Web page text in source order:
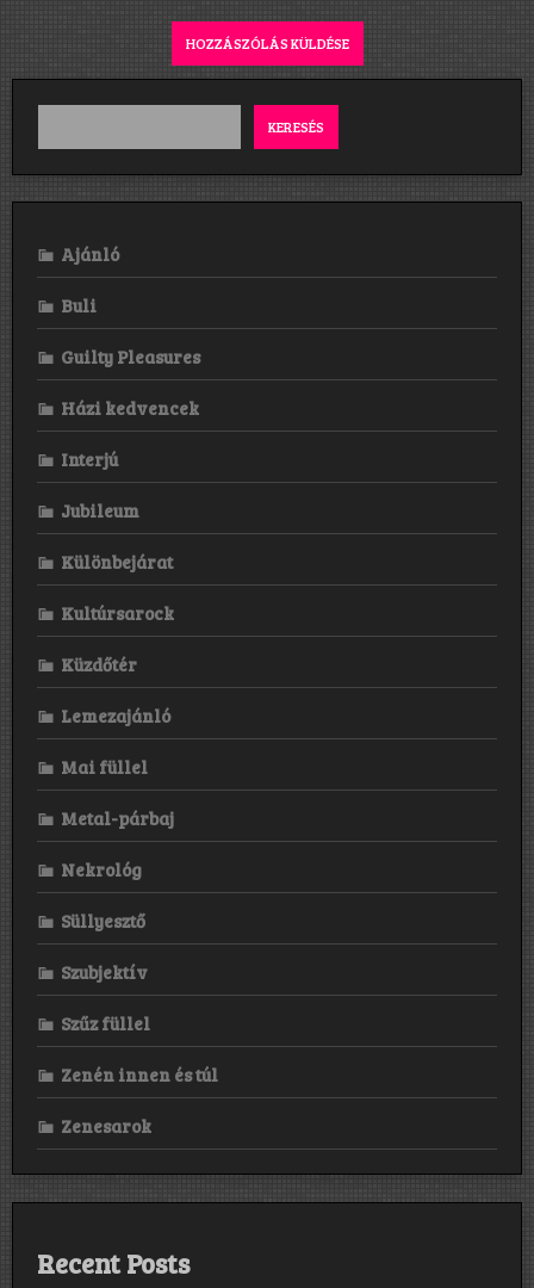
KERESÉS
Ajánló
Buli
Guilty Pleasures
Házi kedvencek
Interjú
Jubileum
Különbejárat
Kultúrsarock
Küzdőtér
Lemezajánló
Mai füllel
Metal-párbaj
Nekrológ
Süllyesztő
Szubjektív
Szűz füllel
Zenén innen és túl
Zenesarok
Recent Posts